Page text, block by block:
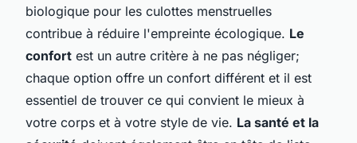
biologique pour les culottes menstruelles
contribue à réduire l'empreinte écologique. Le
confort est un autre critère à ne pas négliger;
chaque option offre un confort différent et il est
essentiel de trouver ce qui convient le mieux à
votre corps et à votre style de vie. La santé et la